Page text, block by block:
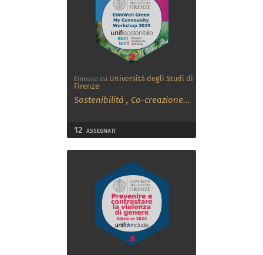
Emesso da Università degli Studi di
Firenze
Sostenibilità , Co-creazione...
12 ASSEGNATI